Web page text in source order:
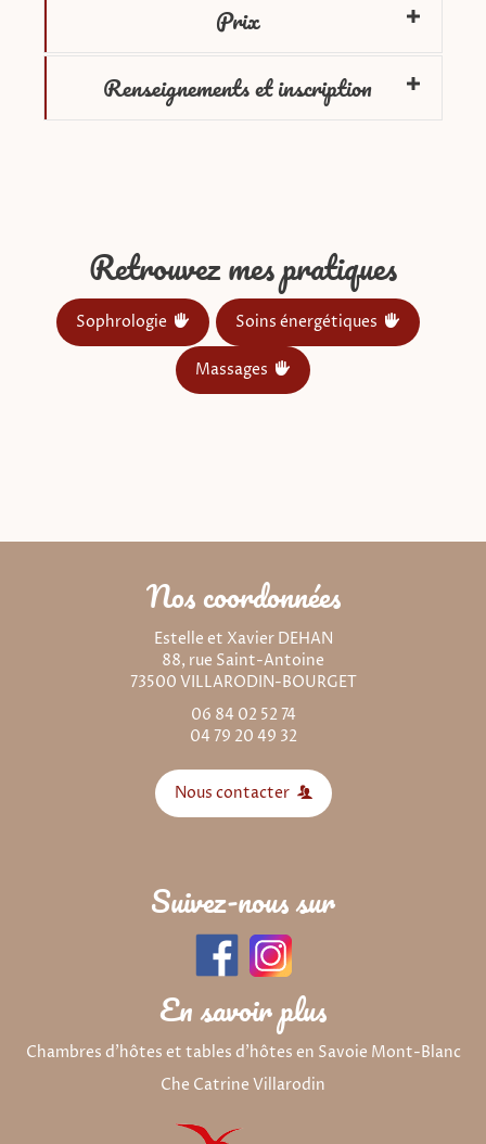
Prix
Renseignements et inscription
Retrouvez mes pratiques
Sophrologie Soins énergétiques
Massages
Nos coordonnées
Estelle et Xavier DEHAN
88, rue Saint-Antoine
73500 VILLARODIN-BOURGET
06 84 02 52 74
04 79 20 49 32
Nous contacter
Suivez-nous sur
En savoir plus
Chambres d'hôtes et tables d'hôtes en Savoie Mont-Blanc
Che Catrine Villarodin